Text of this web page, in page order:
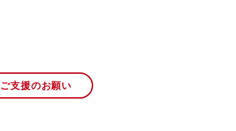
ご支援のお願い